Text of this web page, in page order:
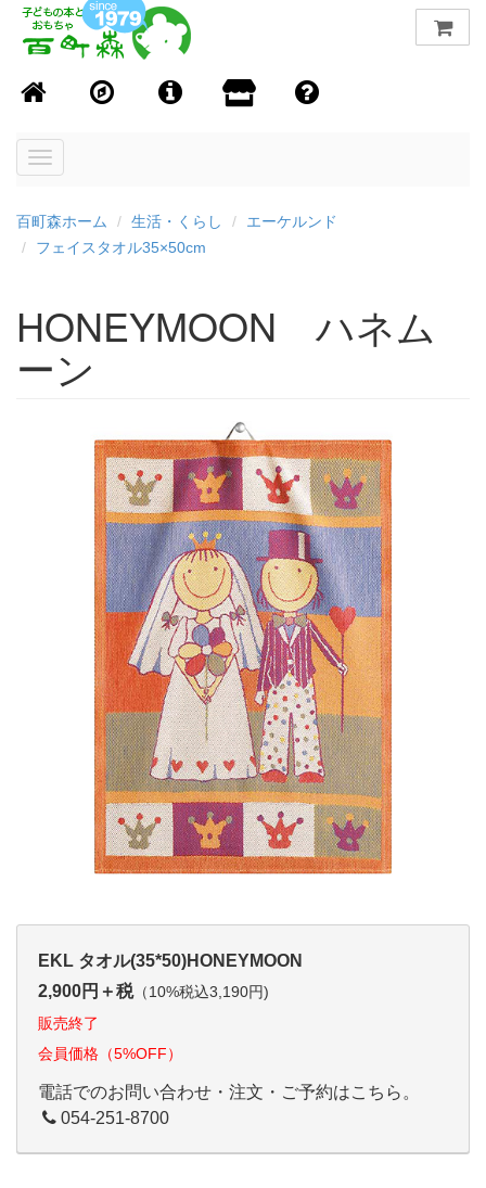
Toggle
百町森ホーム 生活・くらし
エーケルンド
フェイスタオル35×50cm
HONEYMOON ハネム
ーン
EKL タオル(35*50)HONEYMOON
2,900円＋税（10%税込3,190円)
販売終了
会員価格（5%OFF）
電話でのお問い合わせ・注文・ご予約はこちら。
054-251-8700